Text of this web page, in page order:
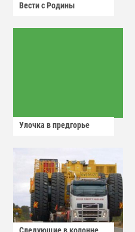
Вести с Родины
Улочка в предгорье